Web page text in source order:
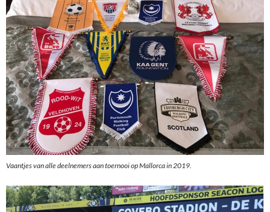
Vaantjes van alle deelnemers aan toernooi op Mallorca in 2019.